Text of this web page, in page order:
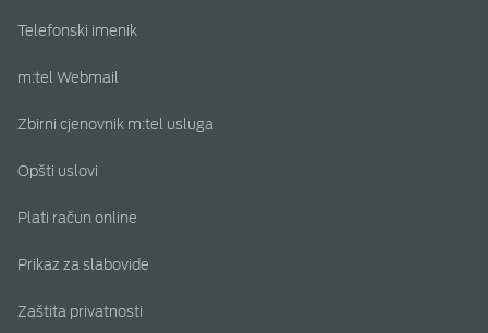
Telefonski imenik
m:tel Webmail
Zbirni cjenovnik m:tel usluga
Opšti uslovi
Plati račun online
Prikaz za slabovide
Zaštita privatnosti